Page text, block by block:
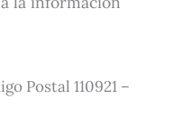
Postal 110921 –